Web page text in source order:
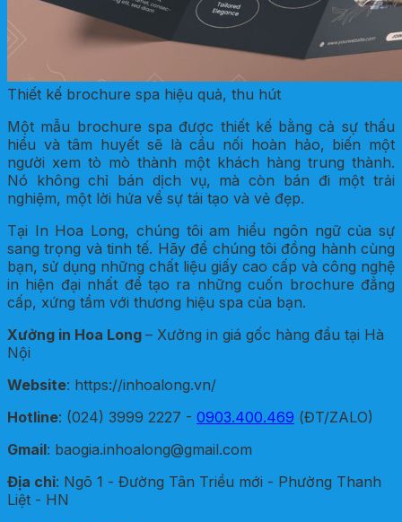
Thiết kế brochure spa hiệu quả, thu hút
Một mẫu brochure spa được thiết kế bằng cả sự thấu
hiểu và tâm huyết sẽ là cầu nối hoàn hảo, biến một
người xem tò mò thành một khách hàng trung thành.
Nó không chỉ bán dịch vụ, mà còn bán đi một trải
nghiệm, một lời hứa về sự tái tạo và vẻ đẹp.
Tại In Hoa Long, chúng tôi am hiểu ngôn ngữ của sự
sang trọng và tinh tế. Hãy để chúng tôi đồng hành cùng
bạn, sử dụng những chất liệu giấy cao cấp và công nghệ
in hiện đại nhất để tạo ra những cuốn brochure đẳng
cấp, xứng tầm với thương hiệu spa của bạn.
Xưởng in Hoa Long – Xưởng in giá gốc hàng đầu tại Hà
Nội
Website: https://inhoalong.vn/
Hotline: (024) 3999 2227 - 0903.400.469 (ĐT/ZALO)
Gmail: baogia.inhoalong@gmail.com
Địa chỉ: Ngõ 1 - Đường Tân Triều mới - Phường Thanh
Liệt - HN